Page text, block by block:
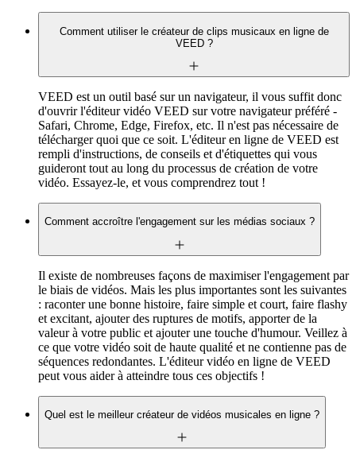
Comment utiliser le créateur de clips musicaux en ligne de
VEED ?
VEED est un outil basé sur un navigateur, il vous suffit donc
d'ouvrir l'éditeur vidéo VEED sur votre navigateur préféré -
Safari, Chrome, Edge, Firefox, etc. Il n'est pas nécessaire de
télécharger quoi que ce soit. L'éditeur en ligne de VEED est
rempli d'instructions, de conseils et d'étiquettes qui vous
guideront tout au long du processus de création de votre
vidéo. Essayez-le, et vous comprendrez tout !
Comment accroître l'engagement sur les médias sociaux ?
Il existe de nombreuses façons de maximiser l'engagement par
le biais de vidéos. Mais les plus importantes sont les suivantes
: raconter une bonne histoire, faire simple et court, faire flashy
et excitant, ajouter des ruptures de motifs, apporter de la
valeur à votre public et ajouter une touche d'humour. Veillez à
ce que votre vidéo soit de haute qualité et ne contienne pas de
séquences redondantes. L'éditeur vidéo en ligne de VEED
peut vous aider à atteindre tous ces objectifs !
Quel est le meilleur créateur de vidéos musicales en ligne ?